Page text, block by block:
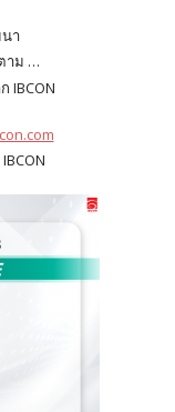
า
าม …
IBCON